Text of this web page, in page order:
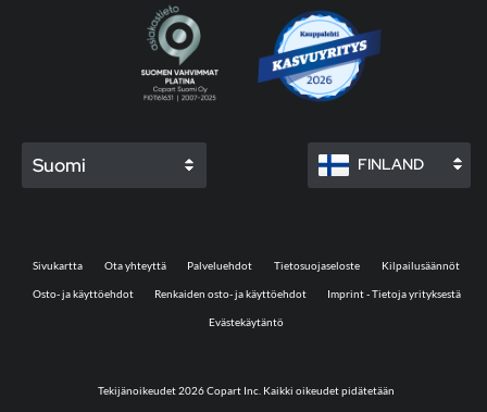
Suomi FINLAND
Tekijänoikeudet 2026 Copart Inc. Kaikki oikeudet pidätetään
Sivukartta Ota yhteyttä Palveluehdot Tietosuojaseloste Kilpailusäännöt
Osto- ja käyttöehdot Renkaiden osto- ja käyttöehdot Imprint - Tietoja yrityksestä
Evästekäytäntö